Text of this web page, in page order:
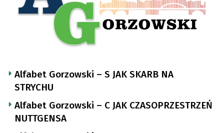
Alfabet Gorzowski – S JAK SKARB NA
STRYCHU
Alfabet Gorzowski – C JAK CZASOPRZESTRZEŃ
NUTTGENSA